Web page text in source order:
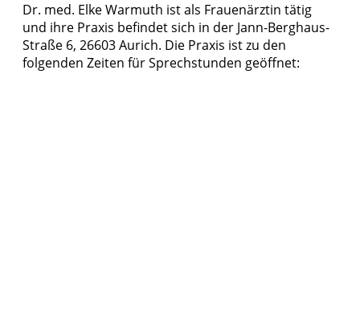
Dr. med. Elke Warmuth ist als Frauenärztin tätig
und ihre Praxis befindet sich in der Jann-Berghaus-
Straße 6, 26603 Aurich. Die Praxis ist zu den
folgenden Zeiten für Sprechstunden geöffnet: